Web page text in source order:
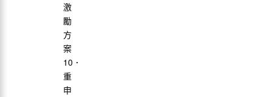
激
勵
方
案
10．
重
申